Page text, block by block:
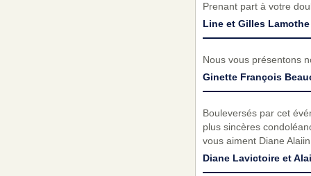
Prenant part à votre
Line et Gilles Lamothe
Nous vous présentons
Ginette François
Bouleversés par cet
plus sincères
vous aiment Diane Alaiin
Diane Lavictoire et